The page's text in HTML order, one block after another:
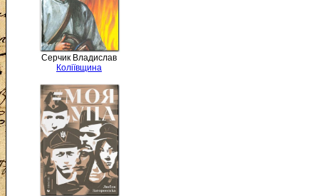
Серчик Владислав
Коліївщина